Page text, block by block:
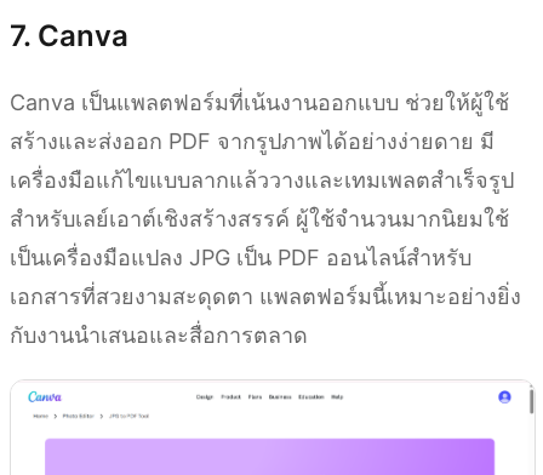
7. Canva
Canva เป็นแพลตฟอร์มที่เน้นงานออกแบบ ช่วยให้ผู้ใช้
สร้างและส่งออก PDF จากรูปภาพได้อย่างง่ายดาย มี
เครื่องมือแก้ไขแบบลากแล้ววางและเทมเพลตสำเร็จรูป
สำหรับเลย์เอาต์เชิงสร้างสรรค์ ผู้ใช้จำนวนมากนิยมใช้
เป็นเครื่องมือแปลง JPG เป็น PDF ออนไลน์สำหรับ
เอกสารที่สวยงามสะดุดตา แพลตฟอร์มนี้เหมาะอย่างยิ่ง
กับงานนำเสนอและสื่อการตลาด